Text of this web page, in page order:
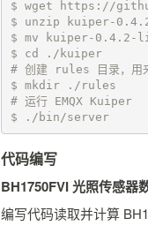
$ wget https://
$ unzip kuiper-
$ mv kuiper-0.4.2-
$ cd ./kuiper
# 创建 rules 目录，用
$ mkdir ./rules
# 运行 EMQX Kuiper
$ ./bin/server
代码编写
BH1750FVI 光照传感器
编写代码读取并计算